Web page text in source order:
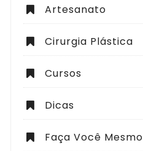
Artesanato
Cirurgia Plástica
Cursos
Dicas
Faça Você Mesmo